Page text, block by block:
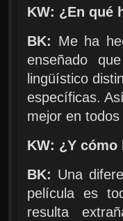
KW: ¿En qué
BK: Me ha
enseñado
lingüístico
específicas.
mejor en
KW: ¿Y
BK: Una
película es
resulta